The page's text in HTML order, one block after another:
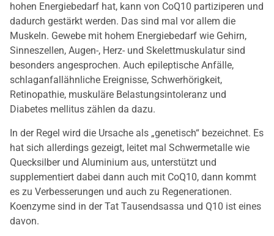
hohen Energiebedarf hat, kann von CoQ10 partiziperen und
dadurch gestärkt werden. Das sind mal vor allem die
Muskeln. Gewebe mit hohem Energiebedarf wie Gehirn,
Sinneszellen, Augen-, Herz- und Skelettmuskulatur sind
besonders angesprochen. Auch epileptische Anfälle,
schlaganfallähnliche Ereignisse, Schwerhörigkeit,
Retinopathie, muskuläre Belastungsintoleranz und
Diabetes mellitus zählen da dazu.
In der Regel wird die Ursache als „genetisch“ bezeichnet. Es
hat sich allerdings gezeigt, leitet mal Schwermetalle wie
Quecksilber und Aluminium aus, unterstützt und
supplementiert dabei dann auch mit CoQ10, dann kommt
es zu Verbesserungen und auch zu Regenerationen.
Koenzyme sind in der Tat Tausendsassa und Q10 ist eines
davon.